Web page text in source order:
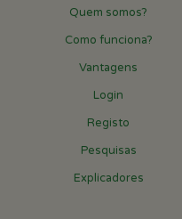
Quem somos?
Como funciona?
Vantagens
Login
Registo
Pesquisas
Explicadores